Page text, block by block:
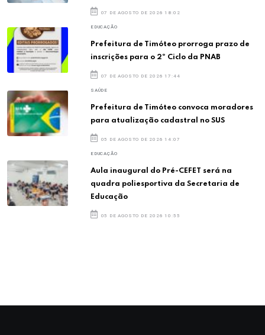
07 DE AGOSTO DE 2026 18:02
EDUCAÇÃO
Prefeitura de Timóteo prorroga prazo de
inscrições para o 2º Ciclo da PNAB
07 DE AGOSTO DE 2026 17:44
SAÚDE
Prefeitura de Timóteo convoca moradores
para atualização cadastral no SUS
05 DE AGOSTO DE 2026 14:07
EDUCAÇÃO
Aula inaugural do Pré-CEFET será na
quadra poliesportiva da Secretaria de
Educação
05 DE AGOSTO DE 2026 10:55